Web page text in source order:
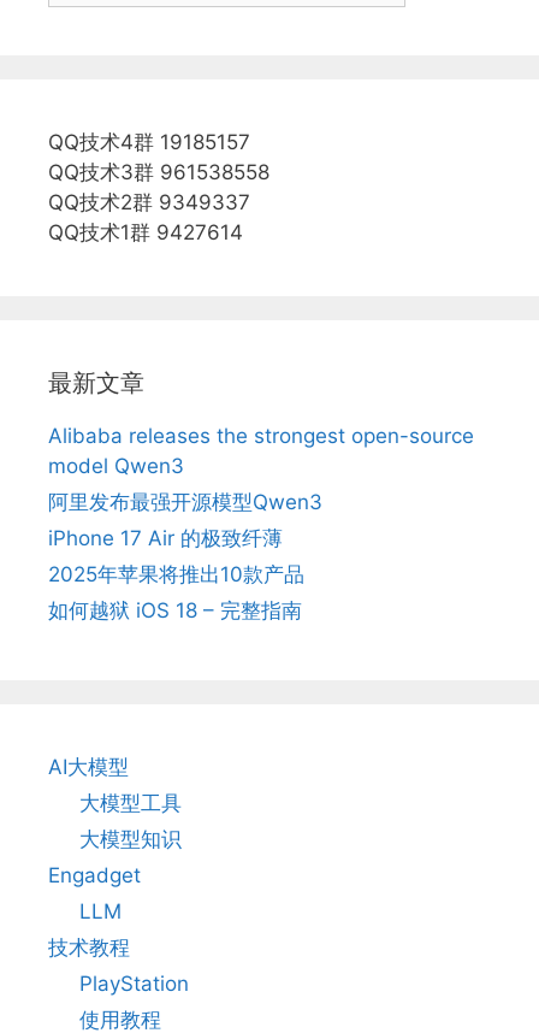
QQ技术4群 19185157
QQ技术3群 961538558
QQ技术2群 9349337
QQ技术1群 9427614
最新文章
Alibaba releases the strongest open-source
model Qwen3
阿里发布最强开源模型Qwen3
iPhone 17 Air 的极致纤薄
2025年苹果将推出10款产品
如何越狱 iOS 18 – 完整指南
AI大模型
大模型工具
大模型知识
Engadget
LLM
技术教程
PlayStation
使用教程